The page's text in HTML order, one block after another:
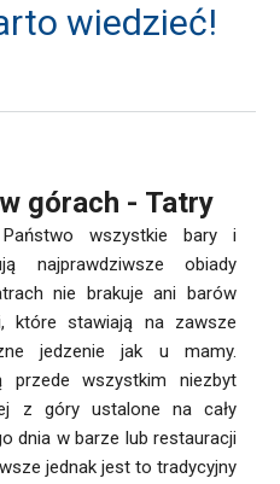
wiedzieć!
górach - Tatry
wszystkie bary i
najprawdziwsze obiady
nie brakuje ani barów
które stawiają na zawsze
jedzenie jak u mamy.
przede wszystkim niezbyt
z góry ustalone na cały
dnia w barze lub restauracji
jednak jest to tradycyjny